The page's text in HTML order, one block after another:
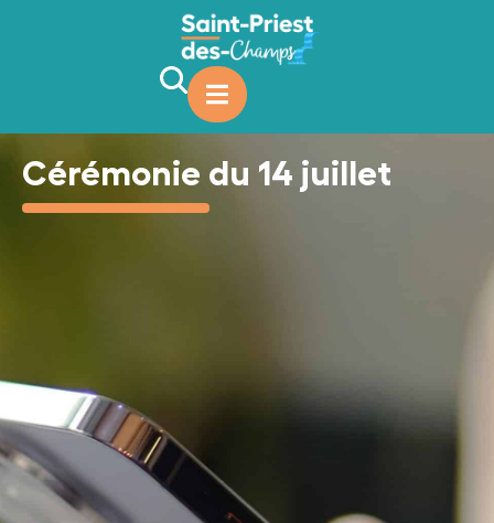
Cérémonie du 14 juillet